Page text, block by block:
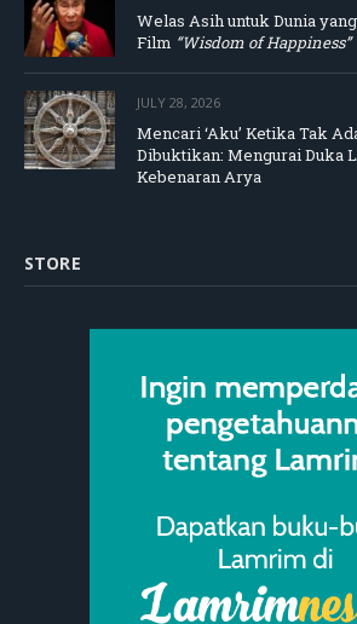
Welas Asih untuk Dunia
Film “Wisdom of Happiness”
JULY 28, 2026
Mencari ‘Aku’ Ketika Tak
Dibuktikan: Mengurai Duka
Kebenaran Arya
STORE